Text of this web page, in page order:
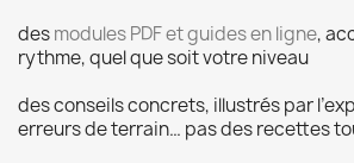
desmodules PDF et guides en ligne,
rythme, quel que soit votre niveau
des conseils concrets, illustrés par
erreurs de terrain… pas des recettes